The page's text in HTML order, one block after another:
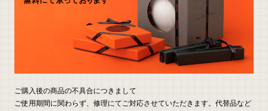
ご購入後の商品の不具合につきまして
ご使用期間に関わらず、修理にてご対応させていただきます。代替品など